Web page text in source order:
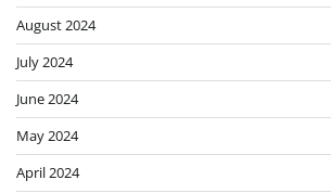
August 2024
July 2024
June 2024
May 2024
April 2024